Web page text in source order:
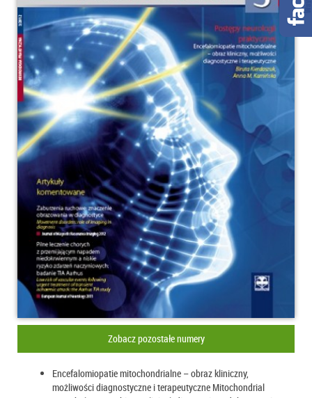
Zobacz pozostałe numery
Encefalomiopatie mitochondrialne – obraz kliniczny,
możliwości diagnostyczne i terapeutyczne Mitochondrial